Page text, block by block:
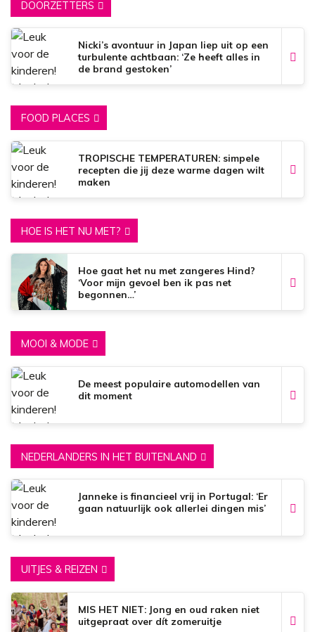
DOORZETTERS
Nicki’s avontuur in Japan liep uit op een
turbulente achtbaan: ‘Ze heeft alles in
de brand gestoken’
FOOD PLACES
TROPISCHE TEMPERATUREN: simpele
recepten die jij deze warme dagen wilt
maken
HOE IS HET NU MET?
Hoe gaat het nu met zangeres Hind?
‘Voor mijn gevoel ben ik pas net
begonnen…’
MOOI & MODE
De meest populaire automodellen van
dit moment
NEDERLANDERS IN HET BUITENLAND
Janneke is financieel vrij in Portugal: ‘Er
gaan natuurlijk ook allerlei dingen mis’
UITJES & REIZEN
MIS HET NIET: Jong en oud raken niet
uitgepraat over dít zomeruitje